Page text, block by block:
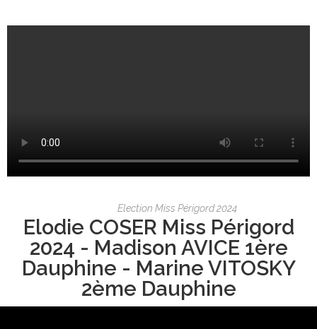
Election Miss Périgord 2024
Elodie COSER Miss Périgord
2024 - Madison AVICE 1ère
Dauphine - Marine VITOSKY
2ème Dauphine